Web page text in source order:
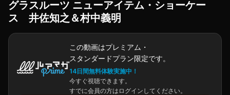
グラスルーツ ニューアイテム・ショーケー
ス 井佐知之＆村中義明
この動画はプレミアム・
スタンダードプラン限定です。
14日間無料体験実施中！
今すぐ視聴できます。
すでに会員の方はログインしてください。